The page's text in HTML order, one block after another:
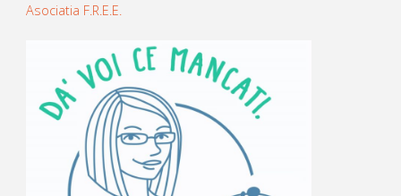
Asociatia F.R.E.E.